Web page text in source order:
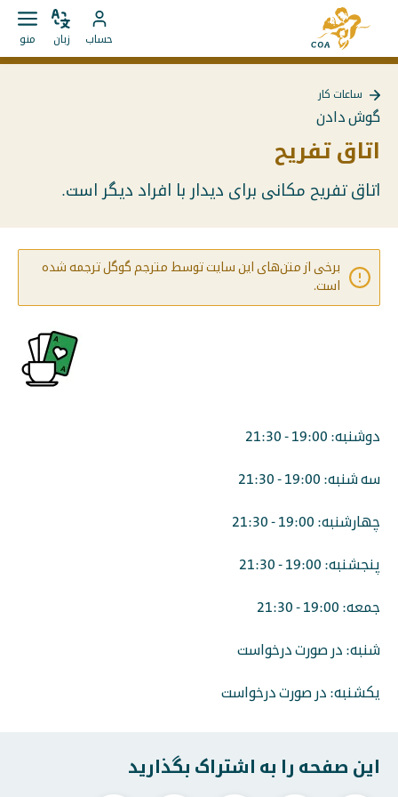
مستقیما
محتوا
صفحه
اصلی
به
حساب
حساب
زبان
تغییر
زبان
باز
منو
منو
به
Page
ساعات کار
گوش دادن
اتاق تفریح
اتاق تفریح مکانی برای دیدار با افراد دیگر است.
برخی از متن‌های این سایت توسط مترجم گوگل ترجمه شده
است.
دوشنبه: 19:00 - 21:30
سه شنبه: 19:00 - 21:30
چهارشنبه: 19:00 - 21:30
پنجشنبه: 19:00 - 21:30
جمعه: 19:00 - 21:30
شنبه: در صورت درخواست
یکشنبه: در صورت درخواست
این صفحه را به اشتراک بگذارید